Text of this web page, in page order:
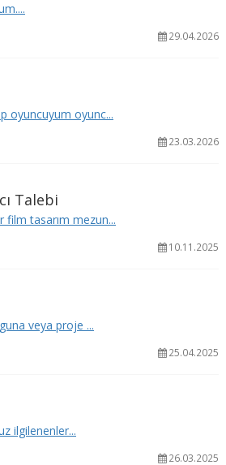
29.04.2026
oyuncuyum oyunc...
23.03.2026
Talebi
film tasarım mezun...
10.11.2025
veya proje ...
25.04.2025
ilgilenenler...
26.03.2025